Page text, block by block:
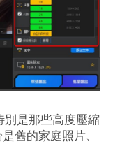
別是那些高度壓縮
舊的家庭照片、